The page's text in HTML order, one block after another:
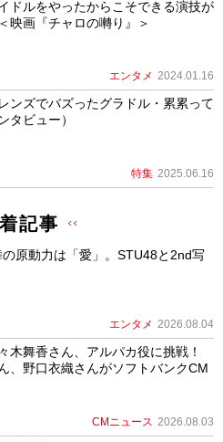
ドルをやったからこそできる演技が
映画『チャロの囀り』＞
エンタメ 2024.01.16
ンズでバズったグラドル・累累って
タビュー）
特集 2025.06.16
記事
原動力は「愛」。STU48と2nd写
エンタメ 2026.08.04
木舞香さん、アルパカ役に挑戦！
、野口衣織さんがソフトバンクCM
CMニュース 2026.08.03